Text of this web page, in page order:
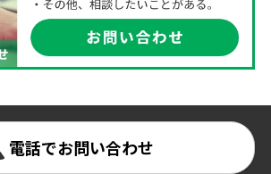
電話でお問い合わせ